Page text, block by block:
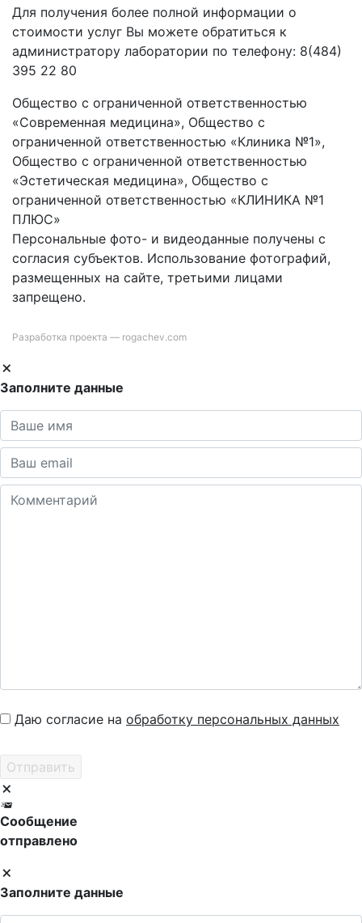
Для получения более полной информации о
стоимости услуг Вы можете обратиться к
администратору лаборатории по телефону: 8(484)
395 22 80
Общество с ограниченной ответственностью
«Современная медицина», Общество с
ограниченной ответственностью «Клиника №1»,
Общество с ограниченной ответственностью
«Эстетическая медицина», Общество с
ограниченной ответственностью «КЛИНИКА №1
ПЛЮС»
Персональные фото- и видеоданные получены с
согласия субъектов. Использование фотографий,
размещенных на сайте, третьими лицами
запрещено.
Разработка проекта — rogachev.com
Заполните данные
Даю согласие на обработку персональных данных
Сообщение
отправлено
Заполните данные